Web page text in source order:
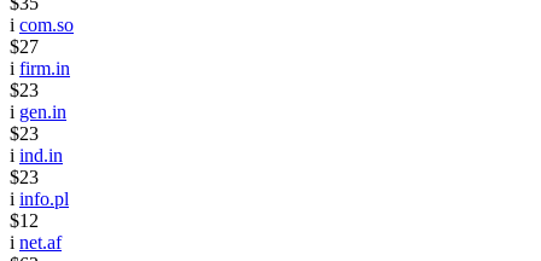
i com.so
$27
i firm.in
$23
i gen.in
$23
i ind.in
$23
i info.pl
$12
i net.af